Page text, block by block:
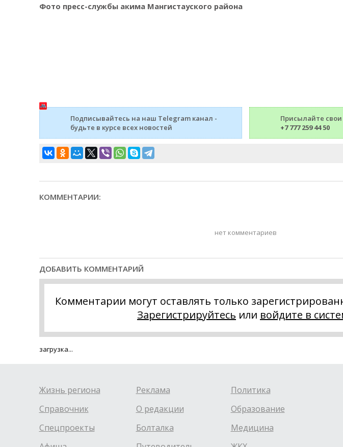
Фото пресс-службы акима Мангистауского района
Подписывайтесь на наш Telegram канал -
будьте в курсе всех новостей
Присылайте свои
+7 777 259 44 50
КОММЕНТАРИИ:
нет комментариев
ДОБАВИТЬ КОММЕНТАРИЙ
Комментарии могут оставлять только
Зарегистрируйтесь или войдите в
загрузка...
Жизнь региона
Справочник
Спецпроекты
Реклама
О редакции
Болталка
Политика
Образование
Медицина